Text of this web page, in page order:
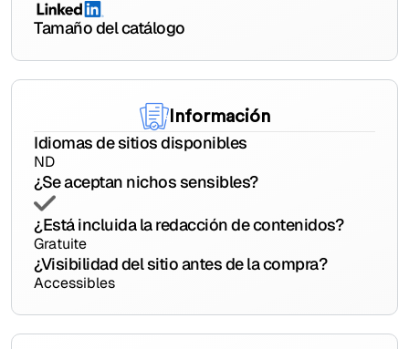
Tamaño del catálogo
Información
Idiomas de sitios disponibles
ND
¿Se aceptan nichos sensibles?
¿Está incluida la redacción de contenidos?
Gratuite
¿Visibilidad del sitio antes de la compra?
Accessibles